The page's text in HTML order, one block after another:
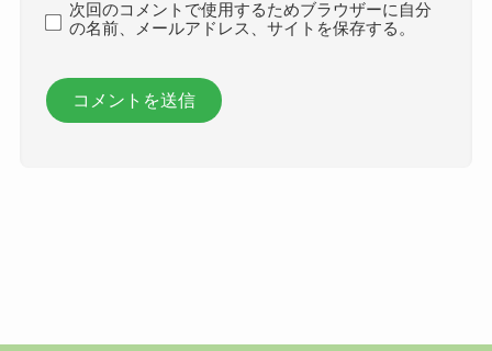
次回のコメントで使用するためブラウザーに自分
の名前、メールアドレス、サイトを保存する。